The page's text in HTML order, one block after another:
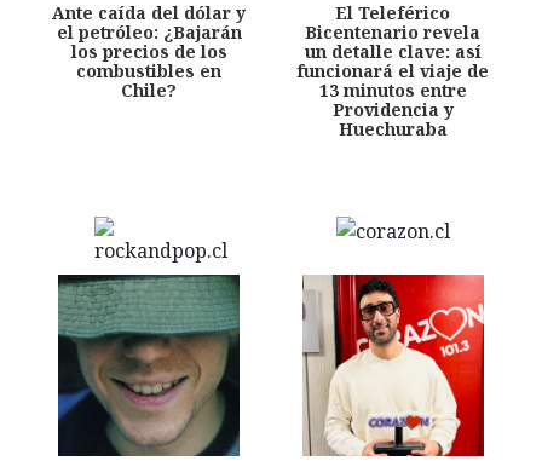
Ante caída del dólar y
el petróleo: ¿Bajarán
los precios de los
combustibles en
Chile?
El Teleférico
Bicentenario revela
un detalle clave: así
funcionará el viaje de
13 minutos entre
Providencia y
Huechuraba